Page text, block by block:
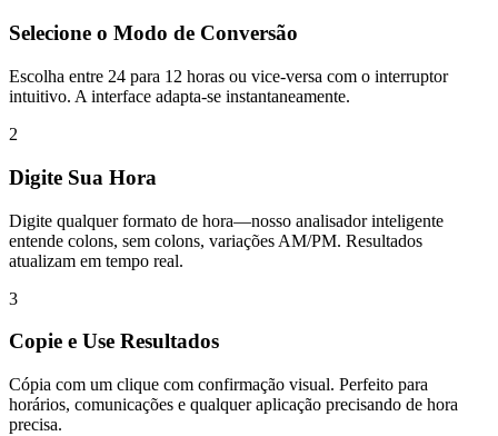
Selecione o Modo de Conversão
Escolha entre 24 para 12 horas ou vice-versa com o interruptor
intuitivo. A interface adapta-se instantaneamente.
2
Digite Sua Hora
Digite qualquer formato de hora—nosso analisador inteligente
entende colons, sem colons, variações AM/PM. Resultados
atualizam em tempo real.
3
Copie e Use Resultados
Cópia com um clique com confirmação visual. Perfeito para
horários, comunicações e qualquer aplicação precisando de hora
precisa.